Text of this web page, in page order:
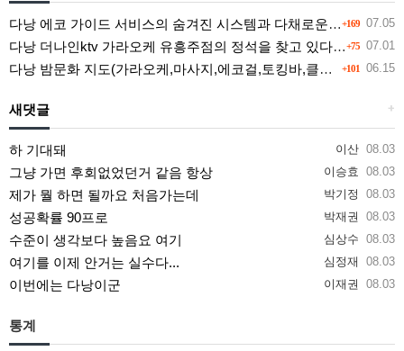
+169 07.05
다낭 에코 가이드 서비스의 숨겨진 시스템과 다채로운 인력 풀의 진실
+75 07.01
다낭 더나인ktv 가라오케 유흥주점의 정석을 찾고 있다면 여기
+101 06.15
다낭 밤문화 지도(가라오케,마사지,에코걸,토킹바,클럽) 유흥별 가격 및 후기공유
+
새댓글
이산 08.03
하 기대돼
이승효 08.03
그냥 가면 후회없었던거 같음 항상
박기정 08.03
제가 뭘 하면 될까요 처음가는데
박재권 08.03
성공확률 90프로
심상수 08.03
수준이 생각보다 높음요 여기
심정재 08.03
여기를 이제 안거는 실수다...
이재권 08.03
이번에는 다낭이군
통계